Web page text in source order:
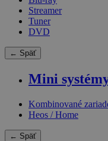
Streamer
Tuner
DVD
← Späť
Mini
Kombinované
Heos / Home
← Späť